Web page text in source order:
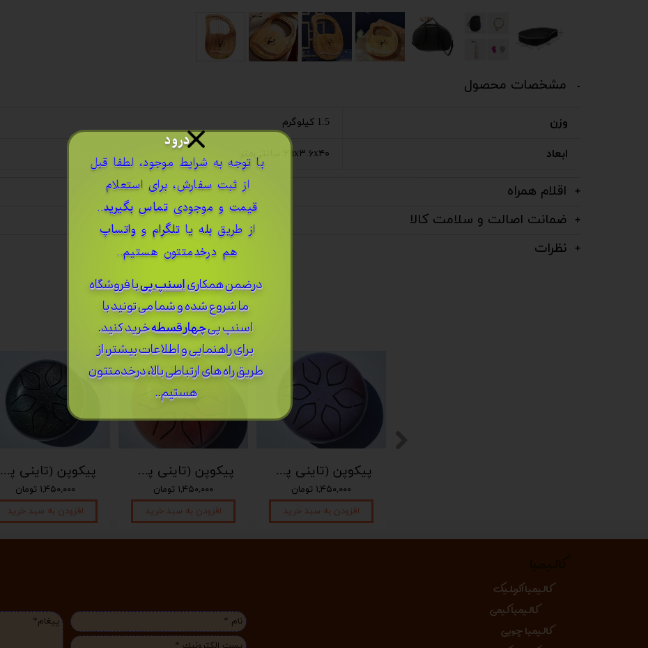
مشخصات محصول
وزن 1.5 کیلوگرم
ابعاد ۲۹x۳.۶x۴۰ سانتی‌متر
اقلام همراه
ضمانت اصالت و سلامت کالا
نظرات
پیکوپن (تاینی پن) 6 نت برند دلکو
۱,۴۵۰,۰۰۰ تومان
افزودن به سبد خرید
پیکوپن (تاینی پن) 6 نت برند دلکو
۱,۴۵۰,۰۰۰ تومان
افزودن به سبد خرید
پیکوپن (تاینی پن) 6 نت برند دلکو
۱,۴۵۰,۰۰۰ تومان
افزودن به سبد خرید
کالیمبا اکریلیک
کالیمبا کیمی
کالیمبا چوبی
درود
​با توجه به شرایط موجود، لطفا قبل
از ثبت سفارش، برای استعلام
قیمت و موجودیتماس بگیرید..
از طریق بله یا تلگرام وواتساپ
هم درخدمتتون هستیم..
درضمن ​همکاریاسنپ پیبا فروشگاه
ما شروع شده و شما می تونید با
اسنپ پیچهار قسطهخرید کنید.
برای راهنمایی و اطلاعات بیشتر، از
طریق راه های ارتباطی بالا، درخدمتتون
هستیم..